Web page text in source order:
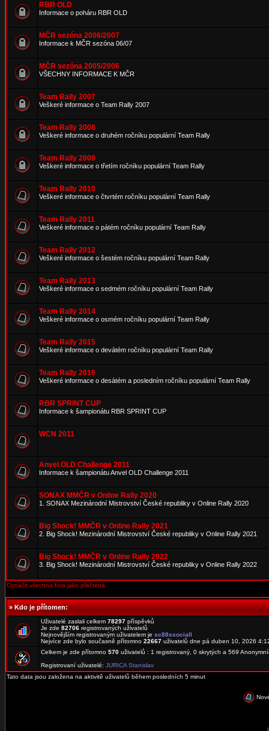
RBR OLD
Informace o poháru RBR OLD
MČR sezóna 2006/2007
Informace k MČR sezóna 06/07
MČR sezóna 2005/2006
VŠECHNY INFORMACE K MČR
Team Rally 2007
Veškeré informace o Team Rally 2007
Team Rally 2008
Veškeré informace o druhém ročníku populární Team Rally
Team Rally 2009
Veškeré informace o třetím ročníku populární Team Rally
Team Rally 2010
Veškeré informace o čtvrtém ročníku populární Team Rally
Team Rally 2011
Veškeré informace o pátém ročníku populární Team Rally
Team Rally 2012
Veškeré informace o šestém ročníku populární Team Rally
Team Rally 2013
Veškeré informace o sedmém ročníku populární Team Rally
Team Rally 2014
Veškeré informace o osmém ročníku populární Team Rally
Team Rally 2015
Veškeré informace o devátém ročníku populární Team Rally
Team Rally 2016
Veškeré informace o desátém a posledním ročníku populární Team Rally
RBR SPRINT CUP
Informace k šampionátu RBR SPRINT CUP
WCN 2011
Anvel OLD Challenge 2011
Informace k šampionátu Anvel OLD Challenge 2011
SONAX MMČR v Online Rally 2020
1. SONAX Mezinárodní Mistrovství České republiky v Online Rally 2020
Big Shock! MMČR v Online Rally 2021
2. Big Shock! Mezinárodní Mistrovství České republiky v Online Rally 2021
Big Shock! MMČR v Online Rally 2022
3. Big Shock! Mezinárodní Mistrovství České republiky v Online Rally 2022
Označit všechna fóra jako přečtená
»Kdo je přítomen:
Uživatelé zaslali celkem 78297 příspěvků
Je zde 82706 registrovaných uživatelů
Nejnovějším registrovaným uživatelem je sc88ssociall
Nejvíce zde bylo současně přítomno 22667 uživatelů dne pá duben 10, 2026
Celkem je zde přítomno 570 uživatelů : 1 registrovaný, 0 skrytých a 569
Registrovaní uživatelé: JURICA Stanislav
Tato data jsou založena na aktivitě uživatelů během posledních 5 minut